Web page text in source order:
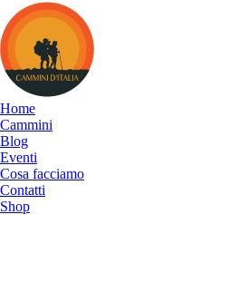
Cammini
d&#039;Italia
Home
Cammini
Blog
Eventi
Cosa facciamo
Contatti
Shop